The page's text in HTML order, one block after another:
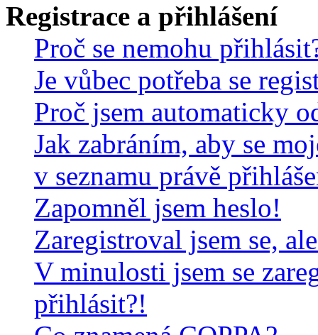
Registrace a přihlášení
Proč se nemohu
Je vůbec potřeba se
Proč jsem automaticky
Jak zabráním, aby se
v seznamu právě
Zapomněl jsem heslo!
Zaregistroval jsem se,
V minulosti jsem se
přihlásit?!